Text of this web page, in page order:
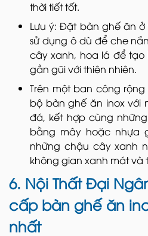
thời tiết tốt.
Lưu ý: Đặt bàn ghế ăn
sử dụng ô dù để che
cây xanh, hoa lá để
gần gũi với thiên nhiên.
Trên một ban công
bộ bàn ghế ăn inox
đá, kết hợp cùng
bằng mây hoặc nhựa
những chậu cây xanh
không gian xanh mát và
6. Nội Thất Đại
cấp bàn ghế ăn
nhất